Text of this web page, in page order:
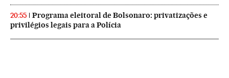
20:55
Programa eleitoral de Bolsonaro: privatizações e
privilégios legais para a Polícia